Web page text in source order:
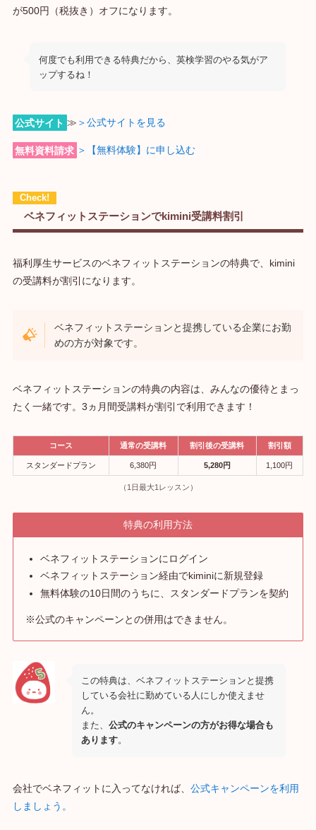
が500円（税抜き）オフになります。
何度でも利用できる特典だから、英検学習のやる気がア
ップするね！
公式サイト ≫ ＞公式サイトを見る
無料資料請求 ＞【無料体験】に申し込む
ベネフィットステーションでkimini受講料割引
福利厚生サービスのベネフィットステーションの特典で、kimini
の受講料が割引になります。
ベネフィットステーションと提携している企業にお勤
めの方が対象です。
ベネフィットステーションの特典の内容は、みんなの優待とまっ
たく一緒です。3ヵ月間受講料が割引で利用できます！
コース 通常の受講料 割引後の受講料 割引額
スタンダードプラン 6,380円 5,280円 1,100円
（1日最大1レッスン）
特典の利用方法
ベネフィットステーションにログイン
ベネフィットステーション経由でkiminiに新規登録
無料体験の10日間のうちに、スタンダードプランを契約
※公式のキャンペーンとの併用はできません。
この特典は、ベネフィットステーションと提携
している会社に勤めている人にしか使えませ
ん。
また、公式のキャンペーンの方がお得な場合も
あります。
会社でベネフィットに入ってなければ、 公式キャンペーンを利用
しましょう。